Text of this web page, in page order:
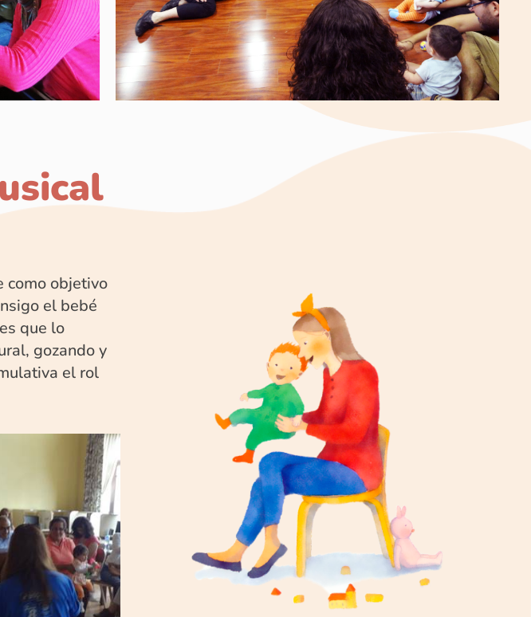
como objetivo
el bebé
que lo
gozando y
el rol